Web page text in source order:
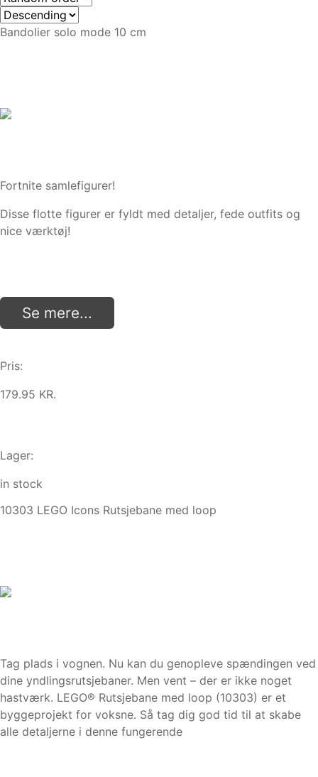
Bandolier solo mode 10 cm
Fortnite samlefigurer!
Disse flotte figurer er fyldt med detaljer, fede outfits og
nice værktøj!
Se mere...
Pris:
179.95 KR.
Lager:
in stock
10303 LEGO Icons Rutsjebane med loop
Tag plads i vognen. Nu kan du genopleve spændingen ved
dine yndlingsrutsjebaner. Men vent – der er ikke noget
hastværk. LEGO® Rutsjebane med loop (10303) er et
byggeprojekt for voksne. Så tag dig god tid til at skabe
alle detaljerne i denne fungerende